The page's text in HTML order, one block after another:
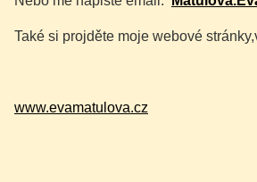
Také si projděte moje webové
www.evamatulova.cz